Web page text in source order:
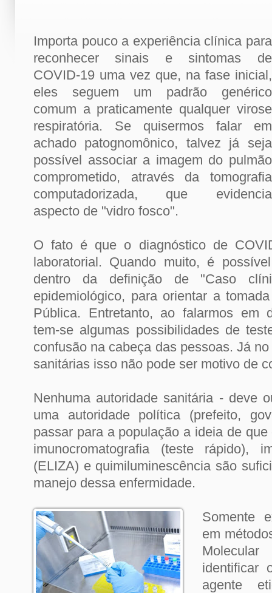
Importa pouco a experiência clínica para
reconhecer sinais e sintomas de
COVID-19 uma vez que, na fase inicial,
eles seguem um padrão genérico
comum a praticamente qualquer virose
respiratória. Se quisermos falar em
achado patognomônico, talvez já seja
possível associar a imagem do pulmão
comprometido, através da tomografia
computadorizada, que evidencia
aspecto de "vidro fosco".
O fato é que o diagnóstico de
laboratorial. Quando muito, é
dentro da definição de "Caso
epidemiológico, para orientar a
Pública. Entretanto, ao falarmos em
tem-se algumas possibilidades de
confusão na cabeça das pessoas. Já
sanitárias isso não pode ser motivo de
Nenhuma autoridade sanitária - deve
uma autoridade política (prefeito,
passar para a população a ideia de
imunocromatografia (teste rápido),
(ELIZA) e quimiluminescência são
manejo dessa enfermidade.
Somente
em
identificar
agente